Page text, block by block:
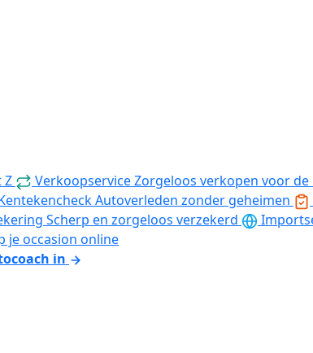
Z VerkoopserviceZorgeloos verkopen voor de
Autoverleden zonder geheimen
Scherp en zorgeloos verzekerd
je occasion online
in